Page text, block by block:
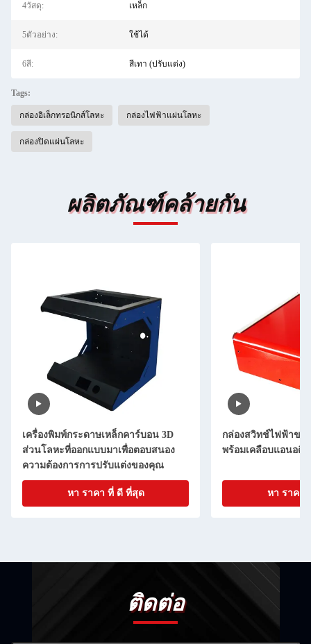
4วัสดุ: เหล็ก
5ตัวอย่าง: ใช้ได้
6สี: สีเทา (ปรับแต่ง)
Tags:
กล่องอิเล็กทรอนิกส์โลหะ กล่องไฟฟ้าแผ่นโลหะ
กล่องปิดแผ่นโลหะ
ผลิตภัณฑ์คล้ายกัน
เครื่องพิมพ์กระดาษเหล็กคาร์บอน 3D
ส่วนโลหะที่ออกแบบมาเพื่อตอบสนอง
ความต้องการการปรับแต่งของคุณ
หา ราคา ที่ ดี ที่สุด
กล่องสวิทช์ไฟฟ้าขน
พร้อมเคลือบแอนอดิ
หา ราคา
ติดต่อ